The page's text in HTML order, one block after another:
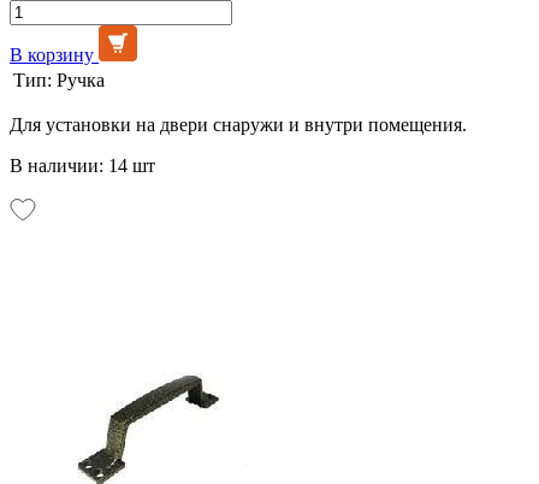
В корзину
Тип: Ручка
Для установки на двери снаружи и внутри помещения.
В наличии: 14 шт